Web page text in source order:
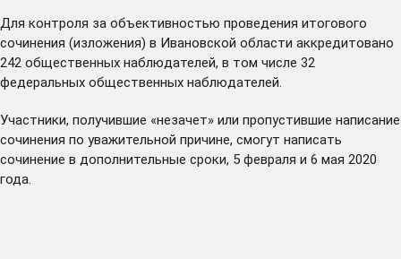
Для контроля за объективностью проведения итогового
сочинения (изложения) в Ивановской области аккредитовано
242 общественных наблюдателей, в том числе 32
федеральных общественных наблюдателей.
Участники, получившие «незачет» или пропустившие написание
сочинения по уважительной причине, смогут написать
сочинение в дополнительные сроки, 5 февраля и 6 мая 2020
года.